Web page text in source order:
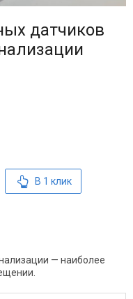
датчиков
В 1 клик
— наиболее